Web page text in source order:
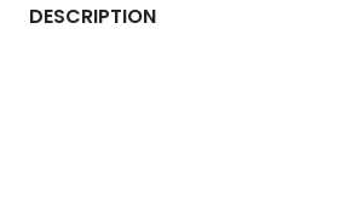
DESCRIPTION